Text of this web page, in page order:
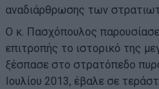
αναδιάρθρωσης των
Ο κ. Πασχόπουλος
επιτροπής το ιστορικό της
ξέσπασε στο στρατόπεδο
Ιουλίου 2013, έβαλε σε